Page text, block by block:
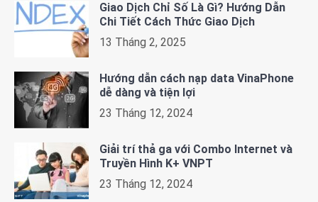
Giao Dịch Chỉ Số Là Gì? Hướng Dẫn
Chi Tiết Cách Thức Giao Dịch
13 Tháng 2, 2025
Hướng dẫn cách nạp data VinaPhone
dễ dàng và tiện lợi
23 Tháng 12, 2024
Giải trí thả ga với Combo Internet và
Truyền Hình K+ VNPT
23 Tháng 12, 2024